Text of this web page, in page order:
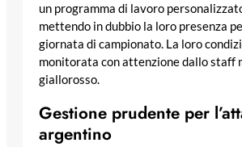
un programma di lavoro
mettendo in dubbio la loro presenza
giornata di campionato. La loro
monitorata con attenzione dallo staff
giallorosso.
Gestione prudente per
argentino